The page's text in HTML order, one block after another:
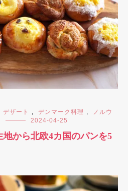
デザート デンマーク料理
ノルウ
2024-04-25
から北欧4カ国のパンを5